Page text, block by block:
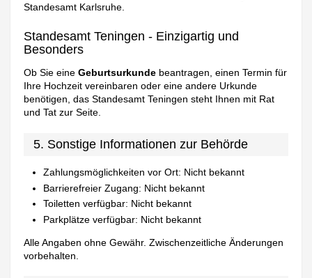
Standesamt Karlsruhe.
Standesamt Teningen - Einzigartig und
Besonders
Ob Sie eineGeburtsurkunde beantragen, einen Termin für
Ihre Hochzeit vereinbaren oder eine andere Urkunde
benötigen, das Standesamt Teningen steht Ihnen mit Rat
und Tat zur Seite.
5. Sonstige Informationen zur Behörde
Zahlungsmöglichkeiten vor Ort: Nicht bekannt
Barrierefreier Zugang: Nicht bekannt
Toiletten verfügbar: Nicht bekannt
Parkplätze verfügbar: Nicht bekannt
Alle Angaben ohne Gewähr. Zwischenzeitliche Änderungen
vorbehalten.